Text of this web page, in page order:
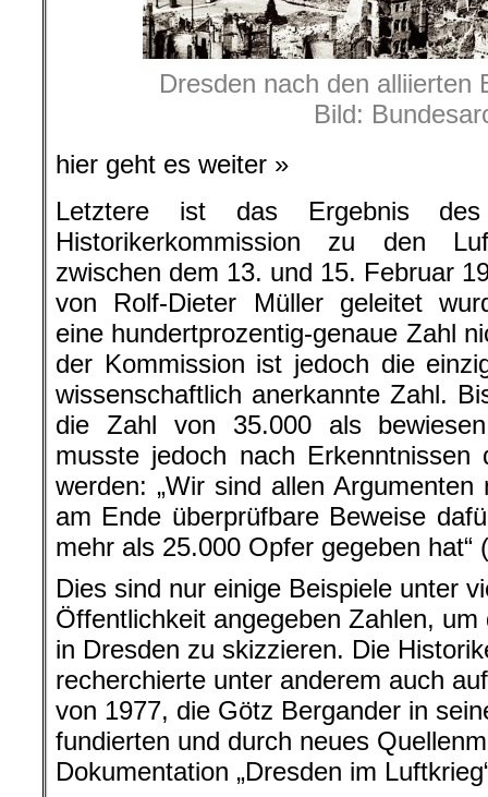
Dresden nach den alliierten
Bild:
hier geht es weiter »
Letztere ist das Ergebnis des
Historikerkommission zu den
zwischen dem 13. und 15. Februar
von Rolf-Dieter Müller geleitet
eine hundertprozentig-genaue Zahl
der Kommission ist jedoch die
wissenschaftlich anerkannte Zahl.
die Zahl von 35.000 als
musste jedoch nach Erkenntnissen
werden: „Wir sind allen Argumenten
am Ende überprüfbare Beweise
mehr als 25.000 Opfer gegeben hat“
Dies sind nur einige Beispiele unter
Öffentlichkeit angegeben Zahlen,
in Dresden zu skizzieren. Die
recherchierte unter anderem auch
von 1977, die Götz Bergander in
fundierten und durch neues
Dokumentation „Dresden im